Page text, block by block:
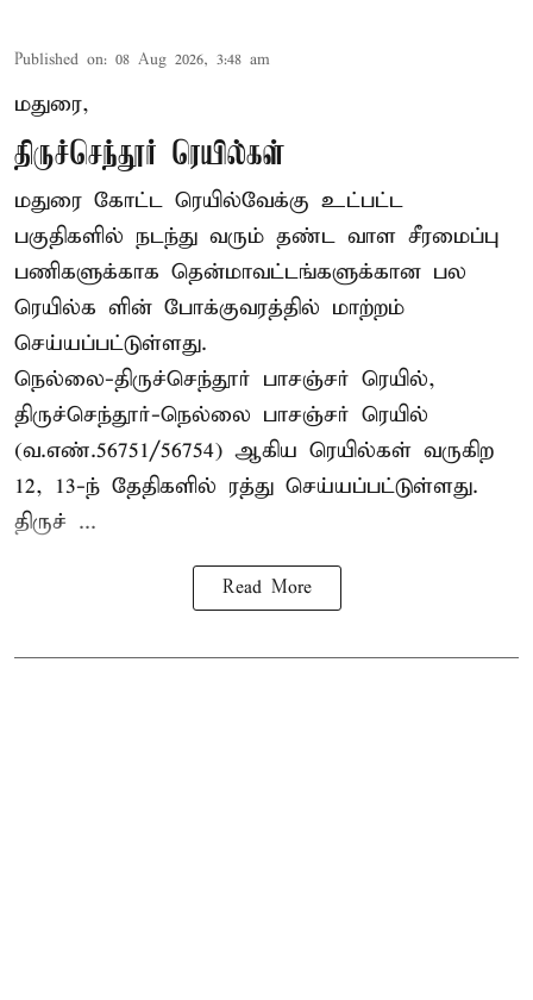
Published on: 08 Aug 2026, 3:48 am
மதுரை,
திருச்செந்தூர் ரெயில்கள்
மதுரை கோட்ட ரெயில்வேக்கு உட்பட்ட
பகுதிகளில் நடந்து வரும் தண்ட வாள சீரமைப்பு
பணிகளுக்காக தென்மாவட்டங்களுக்கான பல
ரெயில்க ளின் போக்குவரத்தில் மாற்றம்
செய்யப்பட்டுள்ளது.
நெல்லை-திருச்செந்தூர் பாசஞ்சர் ரெயில்,
திருச்செந்தூர்-நெல்லை பாசஞ்சர் ரெயில்
(வ.எண்.56751/56754) ஆகிய ரெயில்கள் வருகிற
12, 13-ந் தேதிகளில் ரத்து செய்யப்பட்டுள்ளது.
திருச் ...
Read More